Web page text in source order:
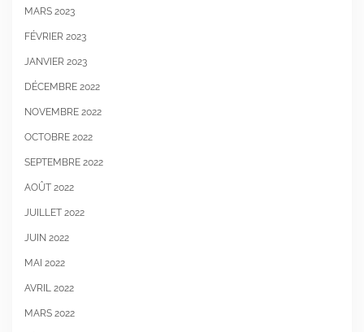
MARS 2023
FÉVRIER 2023
JANVIER 2023
DÉCEMBRE 2022
NOVEMBRE 2022
OCTOBRE 2022
SEPTEMBRE 2022
AOÛT 2022
JUILLET 2022
JUIN 2022
MAI 2022
AVRIL 2022
MARS 2022